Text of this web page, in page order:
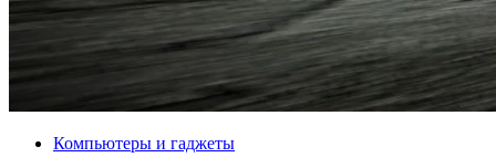
Компьютеры и гаджеты